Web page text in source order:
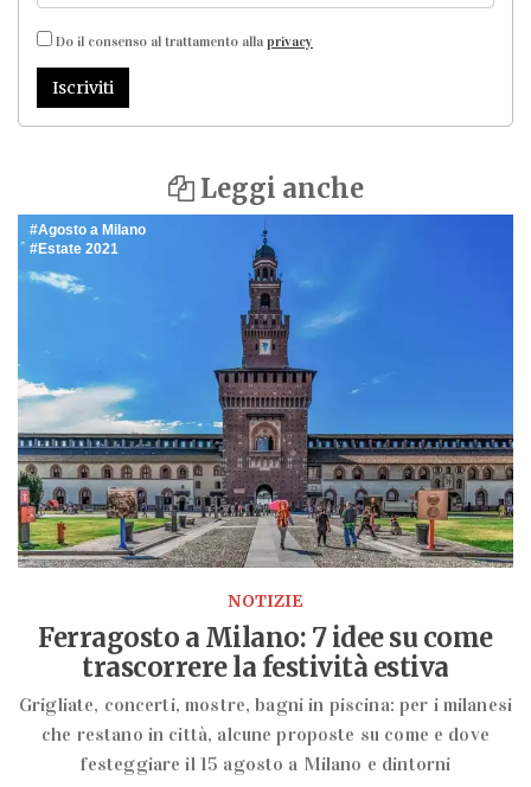
Do il consenso al trattamento alla privacy
Iscriviti
Leggi anche
Agosto a Milano
Estate 2021
NOTIZIE
Ferragosto a Milano: 7 idee su come
trascorrere la festività estiva
Grigliate, concerti, mostre, bagni in piscina: per i milanesi
che restano in città, alcune proposte su come e dove
festeggiare il 15 agosto a Milano e dintorni